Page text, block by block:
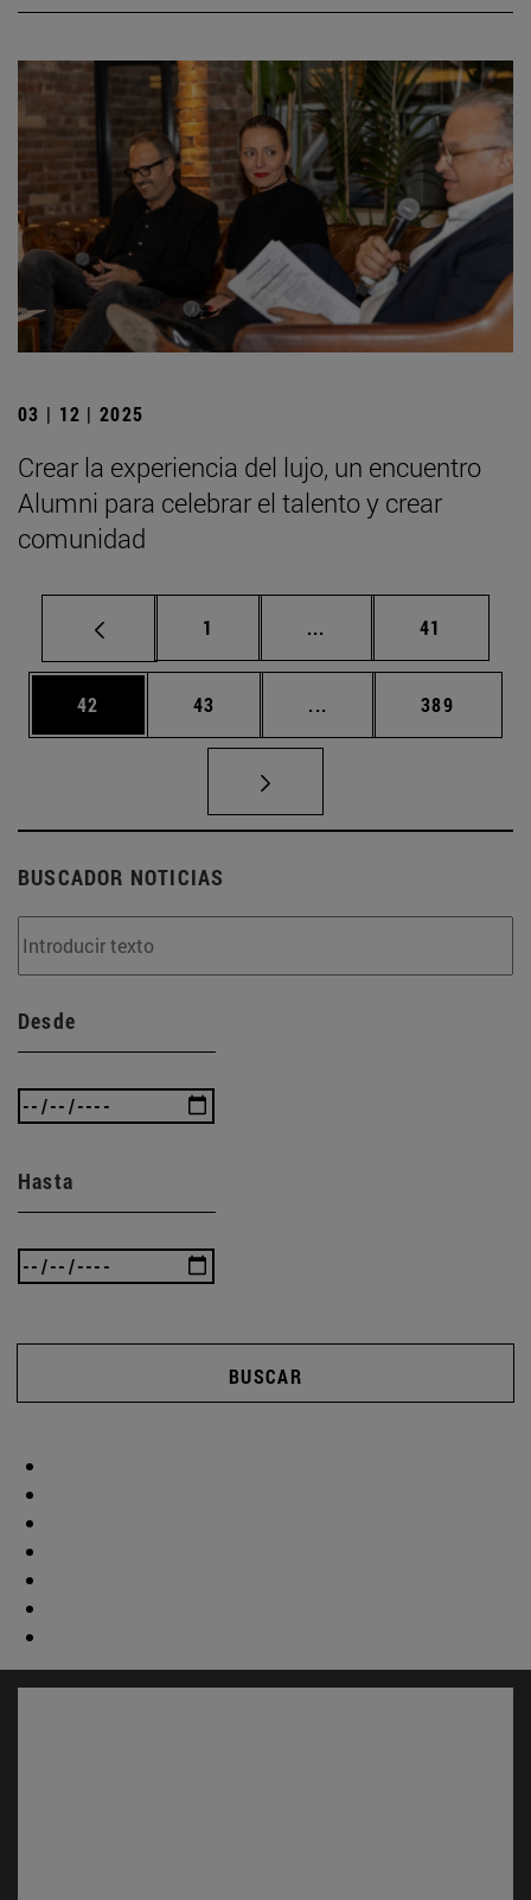
03 | 12 | 2025
Crear la experiencia del lujo, un encuentro
Alumni para celebrar el talento y crear
comunidad
Página
1 ... Páginas intermedias
Página
41
Página
42 Página
43 ... Páginas intermedias
Página
389
BUSCADOR NOTICIAS
Desde
Hasta
BUSCAR